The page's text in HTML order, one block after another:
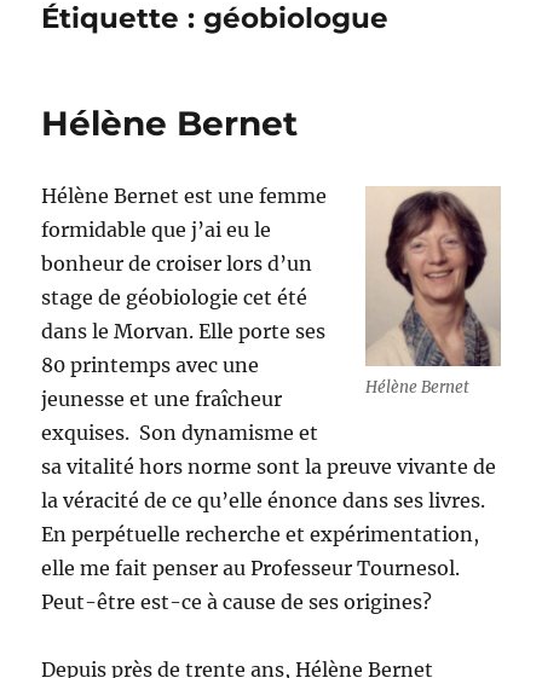
Étiquette :géobiologue
Hélène Bernet
Hélène Bernet
Hélène Bernet est une femme
formidable que j’ai eu le
bonheur de croiser lors d’un
stage de géobiologie cet été
dans le Morvan. Elle porte ses
80 printemps avec une
jeunesse et une fraîcheur
exquises. Son dynamisme et
sa vitalité hors norme sont la preuve vivante de
la véracité de ce qu’elle énonce dans ses livres.
En perpétuelle recherche et expérimentation,
elle me fait penser au Professeur Tournesol.
Peut-être est-ce à cause de ses origines?
Depuis près de trente ans, Hélène Bernet